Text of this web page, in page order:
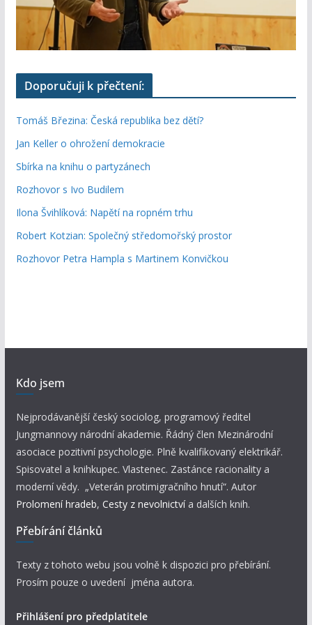
Doporučuji k přečtení:
Tomáš Březina: Česká republika bez dětí?
Jan Keller o ohrožení demokracie
Sbírka na knihu o partyzánech
Rozhovor s Ivo Budilem
Ilona Švihlíková: Napětí na ropném trhu
Robert Kotzian: Společný středomořský prostor
Rozhovor Petra Hampla s Martinem Konvičkou
Kdo jsem
Nejprodávanější český sociolog, programový ředitel
Jungmannovy národní akademie. Řádný člen Mezinárodní
asociace pozitivní psychologie. Plně kvalifikovaný elektrikář.
Spisovatel a knihkupec. Vlastenec. Zastánce racionality a
moderní vědy. „Veterán protimigračního hnutí“. Autor
Prolomení hradeb, Cesty z nevolnictví a dalších knih.
Přebírání článků
Texty z tohoto webu jsou volně k dispozici pro přebírání.
Prosím pouze o uvedení jména autora.
Přihlášení pro předplatitele